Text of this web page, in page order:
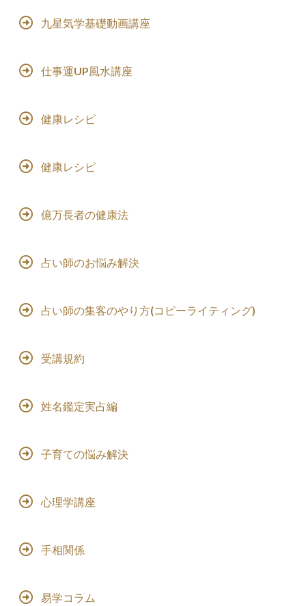
九星気学基礎動画講座
仕事運UP風水講座
健康レシピ
健康レシピ
億万長者の健康法
占い師のお悩み解決
占い師の集客のやり方(コピーライティング)
受講規約
姓名鑑定実占編
子育ての悩み解決
心理学講座
手相関係
易学コラム